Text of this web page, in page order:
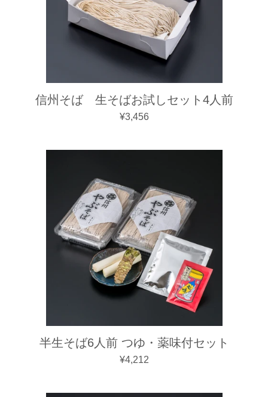
信州そば 生そばお試しセット4人前
通常価格
¥3,456
半生そば6人前 つゆ・薬味付セット
通常価格
¥4,212